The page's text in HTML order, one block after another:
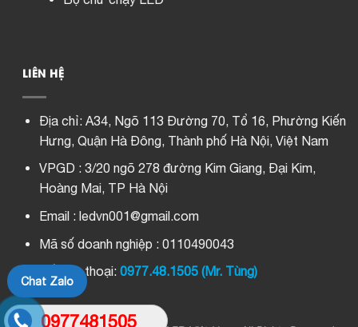
LIÊN HỆ
Địa chỉ: A34, Ngõ 113 Đường 70, Tổ 16, Phường Kiến
Hưng, Quận Hà Đông, Thành phố Hà Nội, Việt Nam
VPGD : 3/20 ngõ 278 đường Kim Giang, Đại Kim,
Hoàng Mai, TP Hà Nội
Email : ledvn001@gmail.com
Mã số doanh nghiệp : 0110490043
Số điện thoại: 0977.48.1505 (Mr. Tùng)
Chat Zalo
0977481505